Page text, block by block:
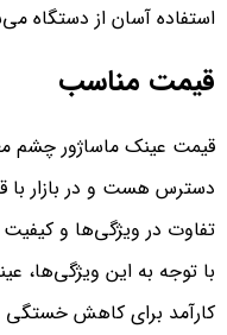
استفاده آسان از دستگاه
قیمت مناسب
قیمت عینک‌ ماساژور چشم
دسترس هست و در بازار با
تفاوت در ویژگی‌ها و
با توجه به این ویژگی‌ها،
کارآمد برای کاهش خستگی